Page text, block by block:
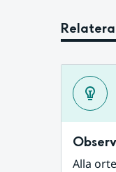
Alla